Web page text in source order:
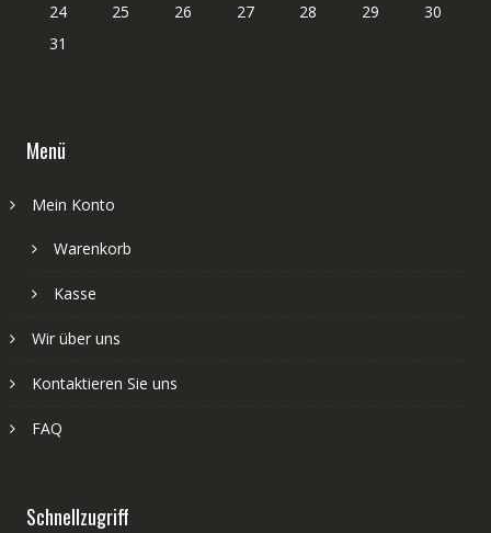
24
25 26 27 28 29
30
31
Menü
Mein Konto
Warenkorb
Kasse
Wir über uns
Kontaktieren Sie uns
FAQ
Schnellzugriff